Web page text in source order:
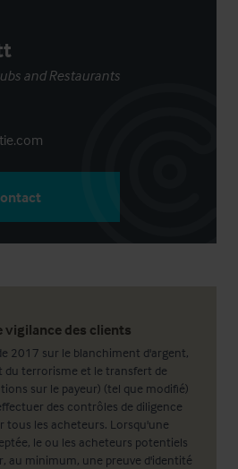
vigilance des clients
2017 sur le blanchiment d'argent,
du terrorisme et le transfert de
sur le payeur) (tel que modifié)
des contrôles de diligence
tous les acheteurs. Lorsqu'une
le ou les acheteurs potentiels
au minimum, une preuve d'identité
and Restaurants